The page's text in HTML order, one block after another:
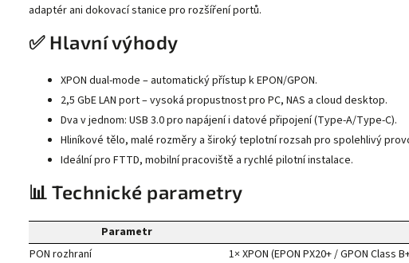
adaptér ani dokovací stanice pro rozšíření portů.
✅ Hlavní výhody
XPON dual-mode – automatický přístup k EPON/GPON.
2,5 GbE LAN port – vysoká propustnost pro PC, NAS a cloud desktop.
Dva v jednom: USB 3.0 pro napájení i datové připojení (Type-A/Type-C).
Hliníkové tělo, malé rozměry a široký teplotní rozsah pro spolehlivý
Ideální pro FTTD, mobilní pracoviště a rychlé pilotní instalace.
📊 Technické parametry
Parametr
PON rozhraní
1× XPON (EPON PX20+ / GPON Class